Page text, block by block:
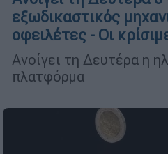
εξωδικαστικός
οφειλέτες - Οι
Ανοίγει τη Δευτέρα η
πλατφόρμα